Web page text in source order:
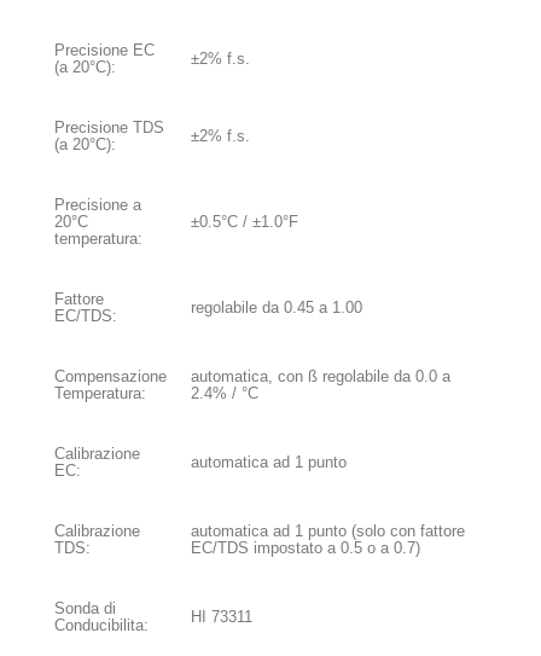
Precisione EC
(a 20°C):
±2% f.s.
Precisione TDS
(a 20°C):
±2% f.s.
Precisione a
20°C
temperatura:
±0.5°C / ±1.0°F
Fattore
EC/TDS:
regolabile da 0.45 a 1.00
Compensazione
Temperatura:
automatica, con ß regolabile da 0.0 a
2.4% / °C
Calibrazione
EC:
automatica ad 1 punto
Calibrazione
TDS:
automatica ad 1 punto (solo con fattore
EC/TDS impostato a 0.5 o a 0.7)
Sonda di
Conducibilita:
HI 73311